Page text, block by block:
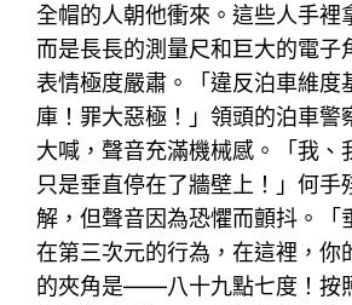
全帽的人朝他衝來。這些人手裡
而是長長的測量尺和巨大的電子
表情極度嚴肅。「違反泊車維度
庫！罪大惡極！」領頭的泊車警
大喊，聲音充滿機械感。「我、
只是垂直停在了牆壁上！」何手
解，但聲音因為恐懼而顫抖。「
在第三次元的行為，在這裡，你
的夾角是——八十九點七度！按